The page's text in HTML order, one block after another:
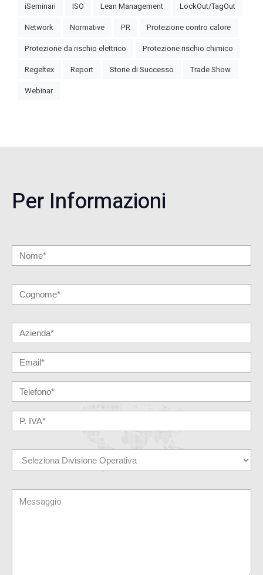
iSeminari
ISO Lean Management
LockOut/TagOut
Network
Normative PR
Protezione contro calore
Protezione da rischio elettrico
Protezione rischio chimico
Regeltex
Report Storie di Successo
Trade Show
Webinar
Per Informazioni